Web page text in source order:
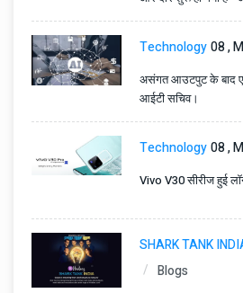
है।
Technology08 ,
असंगत आउटपुट के बाद
आईटी सचिव।
Technology08 ,
Vivo V30 सीरीज हुई
SHARK TANK
Blogs